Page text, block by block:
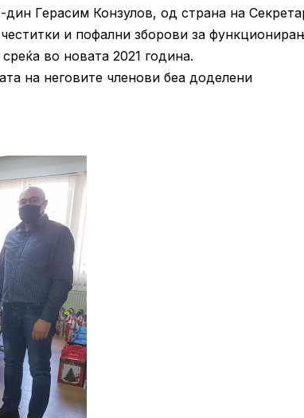
Герасим Конзулов, од страна на
и пофални зборови за
во новата 2021 година.
на неговите членови беа доделени